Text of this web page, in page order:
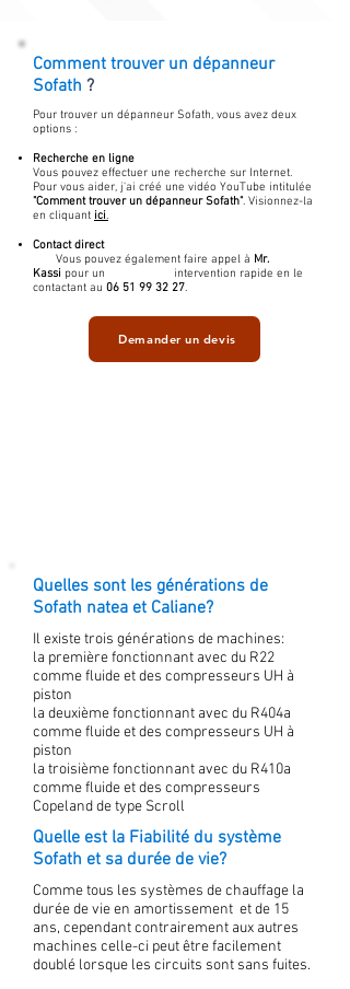
Comment trouver un dépanneur
Sofath ?
Pour trouver un dépanneur Sofath, vous avez deux
options :
Recherche en ligne
Vous pouvez effectuer une recherche sur Internet.
Pour vous aider, j'ai créé une vidéo YouTube intitulée
"Comment trouver un dépanneur Sofath". Visionnez-la
en cliquant ici.
Contact direct
Vous pouvez également faire appel à Mr.
Kassi pour un intervention rapide en le
contactant au 06 51 99 32 27.
Demander un devis
Quelles sont les générations de
Sofath natea et Caliane?
Il existe trois générations de machines:
la première fonctionnant avec du R22
comme fluide et des compresseurs UH à
piston
la deuxième fonctionnant avec du R404a
comme fluide et des compresseurs UH à
piston
la troisième fonctionnant avec du R410a
comme fluide et des compresseurs
Copeland de type Scroll
Quelle est la Fiabilité du système
Sofath et sa durée de vie?
Comme tous les systèmes de chauffage la
durée de vie en amortissement et de 15
ans, cependant contrairement aux autres
machines celle-ci peut être facilement
doublé lorsque les circuits sont sans fuites.